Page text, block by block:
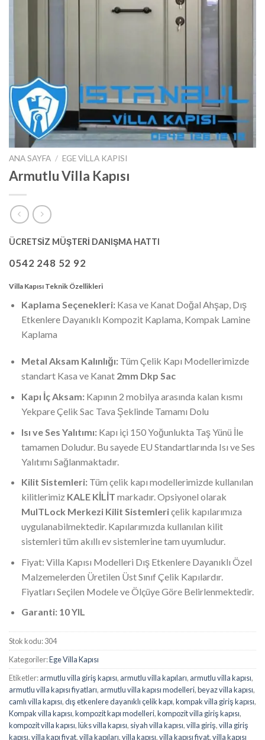
ANA SAYFA / EGE VILLA KAPISI
Armutlu Villa Kapısı
ÜCRETSİZ MÜŞTERİ DANIŞMA HATTI
0542 248 52 92
Villa Kapısı Teknik Özellikleri
Kaplama Seçenekleri: Kasa ve Kanat Doğal Ahşap, Dış
Etkenlere Dayanıklı Kompozit Kaplama, Kompak Lamine
Kaplama
Metal Aksam Kalınlığı: Tüm Çelik Kapı Modellerimizde
standart Kasa ve Kanat 2mm Dkp Sac
Kapı İç Aksam:Kapının 2 mobilya arasında kalan kısmı
Yekpare Çelik Sac Tava Şeklinde Tamamı Dolu
Isı ve Ses Yalıtımı:Kapı içi 150 Yoğunlukta Taş Yünü İle
tamamen Doludur. Bu sayede EU Standartlarında Isı ve Ses
Yalıtımı Sağlanmaktadır.
Kilit Sistemleri: Tüm çelik kapı modellerimizde kullanılan
kilitlerimiz KALE KİLİT markadır. Opsiyonel olarak
MulTLock Merkezi Kilit Sistemleriçelik kapılarımıza
uygulanabilmektedir. Kapılarımızda kullanılan kilit
sistemleri tüm akıllı ev sistemlerine tam uyumludur.
Fiyat: Villa Kapısı Modelleri Dış Etkenlere Dayanıklı Özel
Malzemelerden Üretilen Üst Sınıf Çelik Kapılardır.
Fiyatları Seçilen Modele ve Ölçüye Göre Belirlenmektedir.
Garanti: 10 YIL
Stok kodu:304
Kategoriler:Ege Villa Kapısı
Etiketler:armutlu villa giriş kapısı, armutlu villa kapıları, armutlu villa kapısı,
armutlu villa kapısı fiyatları, armutlu villa kapısı modelleri,beyaz villa kapısı,
camlı villa kapısı,dış etkenlere dayanıklı çelik kapı,kompak villa giriş kapısı,
Kompak villa kapısı,kompozit kapı modelleri,kompozit villa giriş kapısı,
kompozit villa kapısı,lüks villa kapısı, siyah villa kapısı,villa giriş,villa giriş
kapısı,villa kapı fiyat,villa kapıları,villa kapısı,villa kapısı fiyat,villa kapısı